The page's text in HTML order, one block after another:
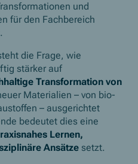
und
für den Fachbereich
die Frage, wie
stärker auf
Transformation von
Materialien – von bio-
– ausgerichtet
bedeutet dies eine
Lernen,
Ansätze setzt.